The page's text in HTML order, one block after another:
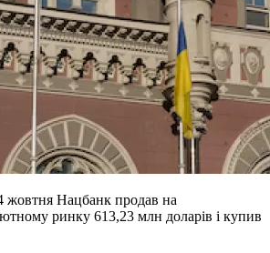
жовтня Нацбанк продав на
ринку 613,23 млн доларів і купив